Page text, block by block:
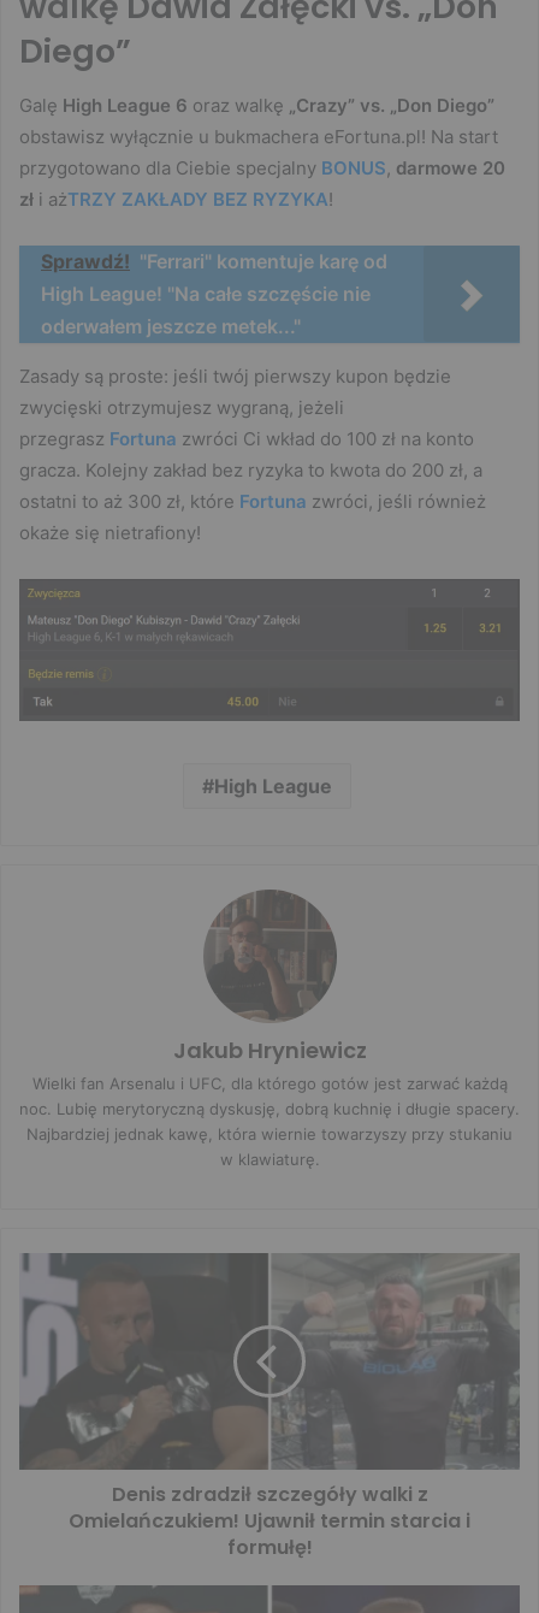
Diego”
Galę High League 6 oraz walkę
„Crazy” vs. „Don Diego”
obstawisz wyłącznie u bukmachera eFortuna.pl! Na start
przygotowano dla Ciebie specjalny BONUS, darmowe 20
zł i ażTRZY ZAKŁADY BEZ RYZYKA!
Sprawdź! "Ferrari" komentuje karę od
High League! "Na całe szczęście nie
oderwałem jeszcze metek..."
Zasady są proste: jeśli twój pierwszy kupon będzie
zwycięski otrzymujesz wygraną, jeżeli
przegrasz Fortuna zwróci Ci wkład do 100 zł na konto
gracza. Kolejny zakład bez ryzyka to kwota do 200 zł, a
ostatni to aż 300 zł, które Fortuna zwróci, jeśli również
okaże się nietrafiony!
High League
Jakub Hryniewicz
Wielki fan Arsenalu i UFC, dla którego gotów jest zarwać każdą
noc. Lubię merytoryczną dyskusję, dobrą kuchnię i długie spacery.
Najbardziej jednak kawę, która wiernie towarzyszy przy stukaniu
w klawiaturę.
Denis zdradził szczegóły walki z
Omielańczukiem! Ujawnił termin starcia i
formułę!